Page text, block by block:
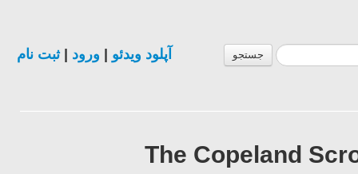
جستجو آپلود ویدئو ورود |ثبت نام
The Copeland